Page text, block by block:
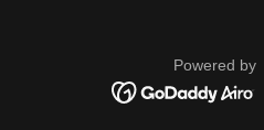
Powered by